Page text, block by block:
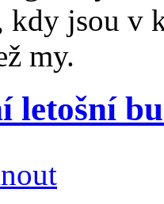
kdy jsou v
my.
letošní